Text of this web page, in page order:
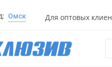
Омск Для оптовых